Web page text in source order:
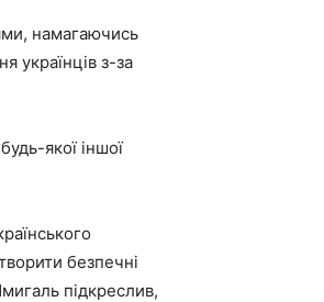
намагаючись
українців з-за
якої іншої
безпечні
підкреслив,